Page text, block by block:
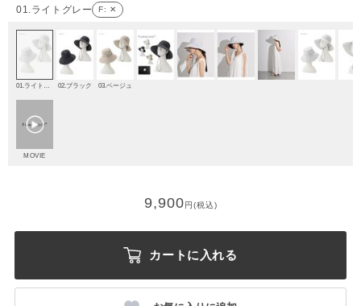
01.ライトグレー F: ✕
02.ブラック 03.ベージュ
MOVIE
9,900円(税込)
カートに入れる